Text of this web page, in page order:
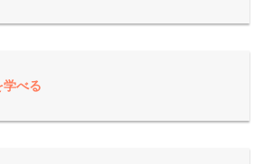
学べる